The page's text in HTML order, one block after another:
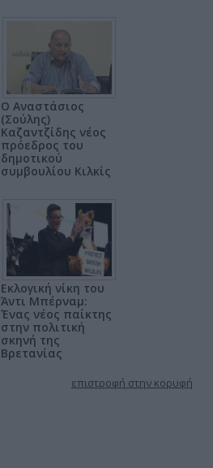
Ο Αναστάσιος
(Σούλης)
Καζαντζίδης νέος
πρόεδρος του
δημοτικού
συμβουλίου Κιλκίς
Εκλογική νίκη του
Άντι Μπέρναμ:
Ένας νέος παίκτης
στην πολιτική
σκηνή της
Βρετανίας
επιστροφή στην κορυφή